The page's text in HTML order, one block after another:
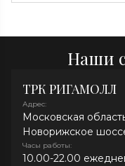
Наши
ТРК РИГАМОЛЛ
Адрес:
Московская
Новорижское
Часы работы:
10.00-22.00